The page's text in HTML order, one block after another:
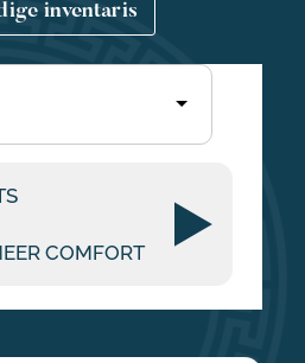
inventaris
COMFORT